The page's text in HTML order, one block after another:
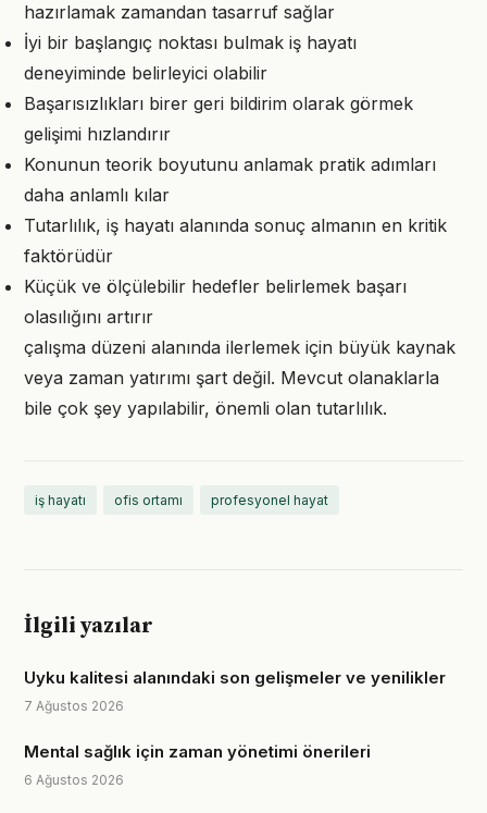
hazırlamak zamandan tasarruf sağlar
İyi bir başlangıç noktası bulmak iş hayatı
deneyiminde belirleyici olabilir
Başarısızlıkları birer geri bildirim olarak görmek
gelişimi hızlandırır
Konunun teorik boyutunu anlamak pratik adımları
daha anlamlı kılar
Tutarlılık, iş hayatı alanında sonuç almanın en kritik
faktörüdür
Küçük ve ölçülebilir hedefler belirlemek başarı
olasılığını artırır
çalışma düzeni alanında ilerlemek için büyük kaynak
veya zaman yatırımı şart değil. Mevcut olanaklarla
bile çok şey yapılabilir, önemli olan tutarlılık.
iş hayatı ofis ortamı profesyonel hayat
İlgili yazılar
Uyku kalitesi alanındaki son gelişmeler ve yenilikler
7 Ağustos 2026
Mental sağlık için zaman yönetimi önerileri
6 Ağustos 2026